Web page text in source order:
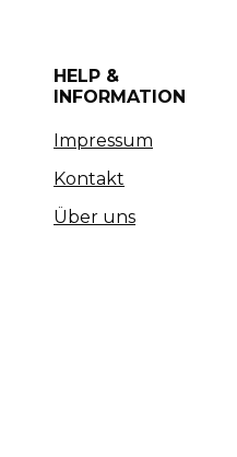
HELP &
INFORMATION
Impressum
Kontakt
Über uns